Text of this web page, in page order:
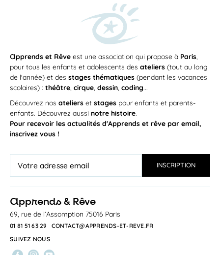
apprends et Rêve est une association qui propose à Paris,
pour tous les enfants et adolescents des ateliers (tout au long
de l'année) et des stages thématiques (pendant les vacances
scolaires) : théâtre, cirque, dessin, coding...
Découvrez nos ateliers et stages pour enfants et parents-
enfants. Découvrez aussi notre histoire.
Pour recevoir les actualités d'Apprends et rêve par email,
inscrivez vous !
apprends & Rêve
69, rue de l’Assomption 75016 Paris
01 81 51 63 29
CONTACT@APPRENDS-ET-REVE.FR
SUIVEZ NOUS